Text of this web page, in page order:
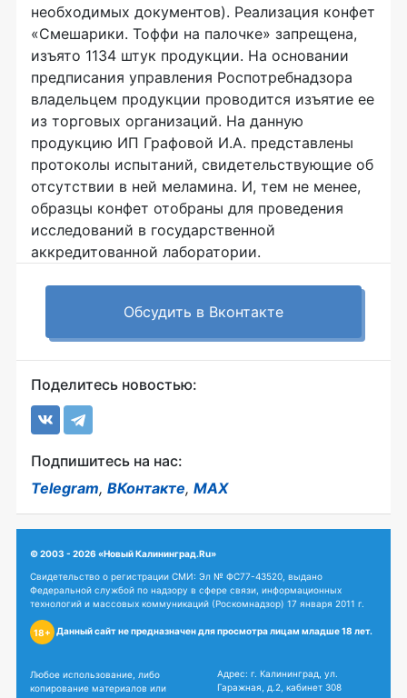
необходимых документов). Реализация конфет
«Смешарики. Тоффи на палочке» запрещена,
изъято 1134 штук продукции. На основании
предписания управления Роспотребнадзора
владельцем продукции проводится изъятие ее
из торговых организаций. На данную
продукцию ИП Графовой И.А. представлены
протоколы испытаний, свидетельствующие об
отсутствии в ней меламина. И, тем не менее,
образцы конфет отобраны для проведения
исследований в государственной
аккредитованной лаборатории.
Обсудить в Вконтакте
Поделитесь новостью:
Подпишитесь на нас:
Telegram, ВКонтакте, MAX
© 2003 - 2026 «Новый Калининград.Ru»
Свидетельство о регистрации СМИ: Эл № ФС77-43520, выдано
Федеральной службой по надзору в сфере связи, информационных
технологий и массовых коммуникаций (Роскомнадзор) 17 января 2011 г.
18+ Данный сайт не предназначен для просмотра лицам младше 18 лет.
Любое использование, либо
копирование материалов или
Адрес: г. Калининград, ул.
Гаражная, д.2, кабинет 308